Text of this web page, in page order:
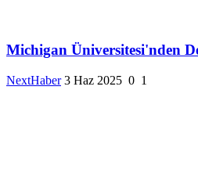
Michigan Üniversitesi'nden
NextHaber 3 Haz 2025 0 1